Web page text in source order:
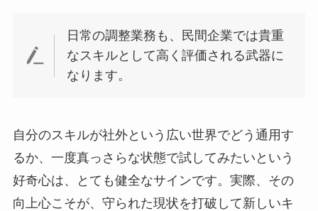
日常の調整業務も、民間企業では貴重
なスキルとして高く評価される武器に
なります。
自分のスキルが社外という広い世界でどう通用す
るか、一度真っさらな状態で試してみたいという
好奇心は、とても健全なサインです。実際、その
向上心こそが、守られた現状を打破して新しいキ